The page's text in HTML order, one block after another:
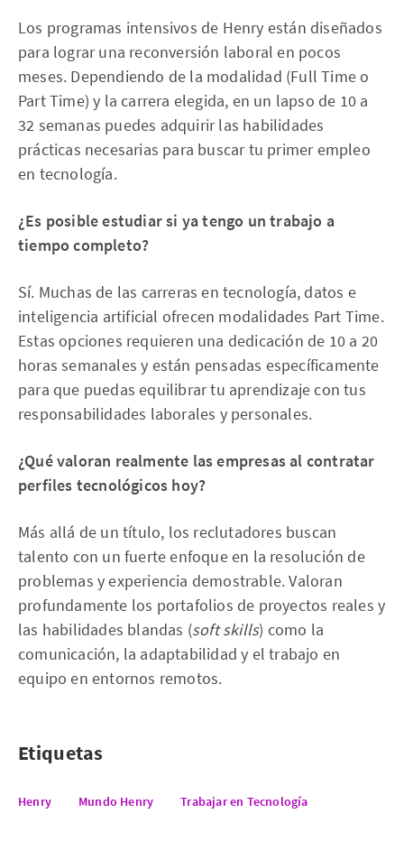
Los programas intensivos de Henry están diseñados
para lograr una reconversión laboral en pocos
meses. Dependiendo de la modalidad (Full Time o
Part Time) y la carrera elegida, en un lapso de 10 a
32 semanas puedes adquirir las habilidades
prácticas necesarias para buscar tu primer empleo
en tecnología.
¿Es posible estudiar si ya tengo un trabajo a
tiempo completo?
Sí. Muchas de las carreras en tecnología, datos e
inteligencia artificial ofrecen modalidades Part Time.
Estas opciones requieren una dedicación de 10 a 20
horas semanales y están pensadas específicamente
para que puedas equilibrar tu aprendizaje con tus
responsabilidades laborales y personales.
¿Qué valoran realmente las empresas al contratar
perfiles tecnológicos hoy?
Más allá de un título, los reclutadores buscan
talento con un fuerte enfoque en la resolución de
problemas y experiencia demostrable. Valoran
profundamente los portafolios de proyectos reales y
las habilidades blandas (soft skills) como la
comunicación, la adaptabilidad y el trabajo en
equipo en entornos remotos.
Etiquetas
Henry Mundo Henry Trabajar en Tecnología